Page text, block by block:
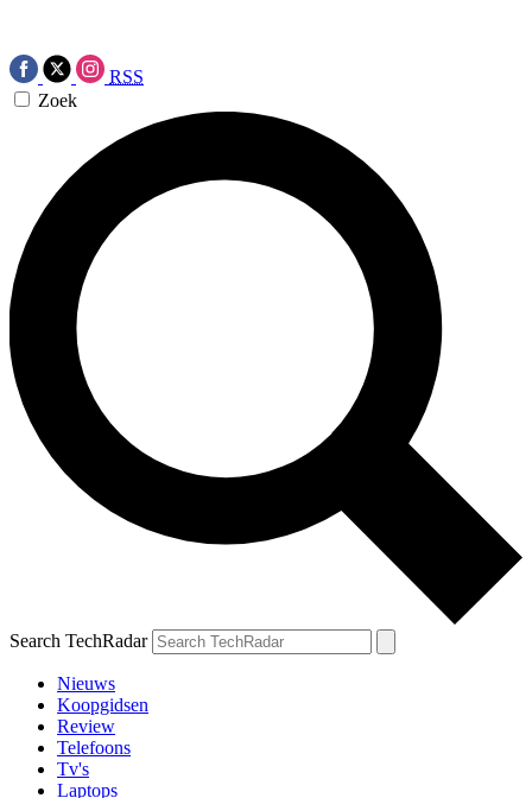
RSS
Zoek
Search TechRadar
Nieuws
Koopgidsen
Review
Telefoons
Tv's
Laptops